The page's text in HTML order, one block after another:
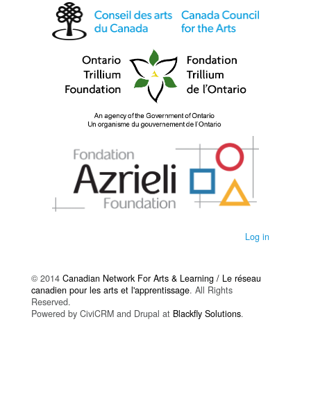
Log in
© 2014 Canadian Network For Arts & Learning / Le réseau
canadien pour les arts et l'apprentissage. All Rights
Reserved.
Powered by CiviCRM and Drupal at Blackfly Solutions.